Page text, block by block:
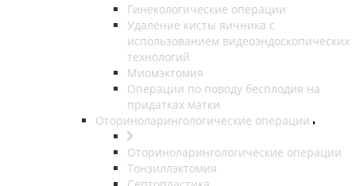
Гинекологические операции
Удаление кисты яичника с
использованием видеоэндоскопических
технологий
Миомэктомия
Операции по поводу бесплодия на
придатках матки
Оториноларингологические операции
Оториноларингологические операции
Тонзиллэктомия